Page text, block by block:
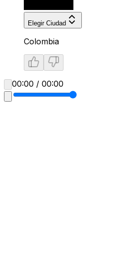
Elegir Ciudad
Colombia
00:00 / 00:00